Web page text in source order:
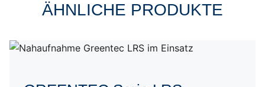
ÄHNLICHE PRODUKTE